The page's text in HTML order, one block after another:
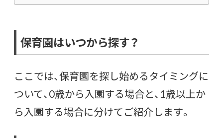
保育園はいつから探す？
ここでは、保育園を探し始めるタイミングに
ついて、0歳から入園する場合と、1歳以上か
ら入園する場合に分けてご紹介します。